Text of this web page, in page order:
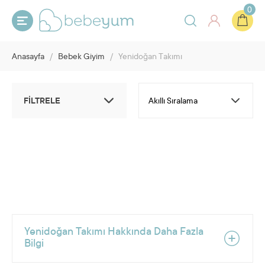
0
Anasayfa / Bebek Giyim / Yenidoğan Takımı
FİLTRELE
Yenidoğan Takımı Hakkında Daha Fazla
Bilgi